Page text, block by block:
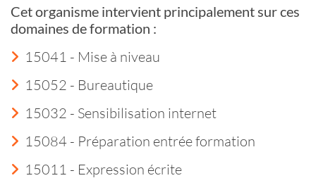
Cet organisme intervient principalement sur ces
domaines de formation :
15041 - Mise à niveau
15052 - Bureautique
15032 - Sensibilisation internet
15084 - Préparation entrée formation
15011 - Expression écrite